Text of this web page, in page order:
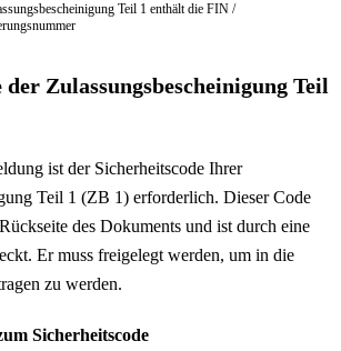
Teil 1 enthält die FIN /
der Zulassungsbescheinigung Teil
ist der Sicherheitscode Ihrer
Teil 1 (ZB 1) erforderlich. Dieser Code
des Dokuments und ist durch eine
Er muss freigelegt werden, um in die
zu werden.
Sicherheitscode